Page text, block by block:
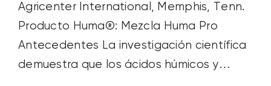
Agricenter International, Memphis, Tenn.
Producto Huma®: Mezcla Huma Pro
Antecedentes La investigación científica
demuestra que los ácidos húmicos y